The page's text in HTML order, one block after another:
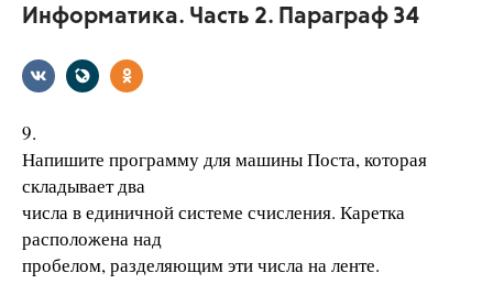
Информатика. Часть 2. Параграф 34
9.
Напишите программу для машины Поста, которая
складывает два
числа в единичной системе счисления. Каретка
расположена над
пробелом, разделяющим эти числа на ленте.